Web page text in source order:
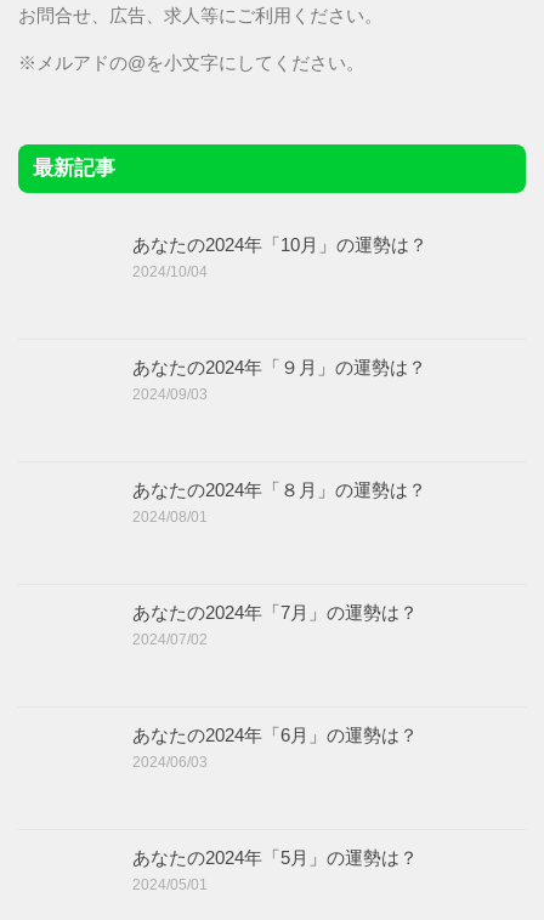
お問合せ、広告、求人等にご利用ください。
※メルアドの@を小文字にしてください。
最新記事
あなたの2024年「10月」の運勢は？
2024/10/04
あなたの2024年「９月」の運勢は？
2024/09/03
あなたの2024年「８月」の運勢は？
2024/08/01
あなたの2024年「7月」の運勢は？
2024/07/02
あなたの2024年「6月」の運勢は？
2024/06/03
あなたの2024年「5月」の運勢は？
2024/05/01